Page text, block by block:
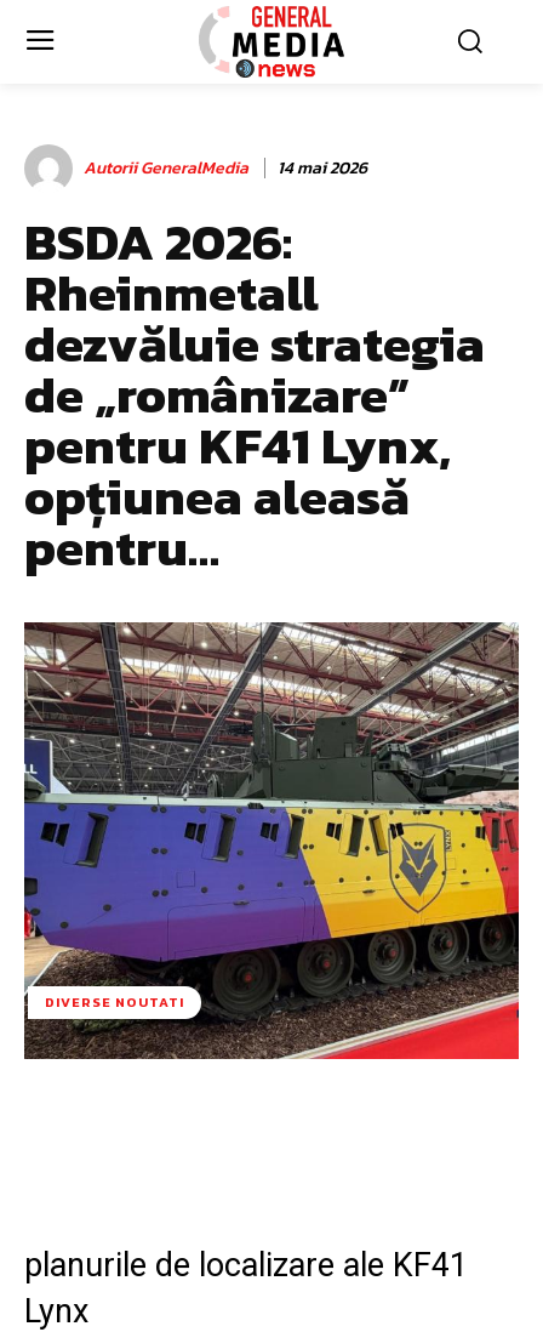
Autorii GeneralMedia 14 mai 2026
BSDA 2026:
Rheinmetall
dezvăluie strategia
de „românizare”
pentru KF41 Lynx,
opțiunea aleasă
pentru…
DIVERSE NOUTATI
planurile de localizare ale KF41
Lynx